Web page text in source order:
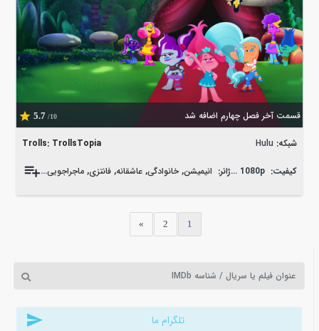
قسمت آخر فصل چهارم اضافه شد 5.7 /10
Trolls: TrollsTopia شبکه: Hulu
کیفیت: WEB-DL 1080p ژانر: انیمیشن,خانوادگی,عاشقانه,فانتزی,ماجراجویی,موزیکال
1
2
»
تلگرام ما